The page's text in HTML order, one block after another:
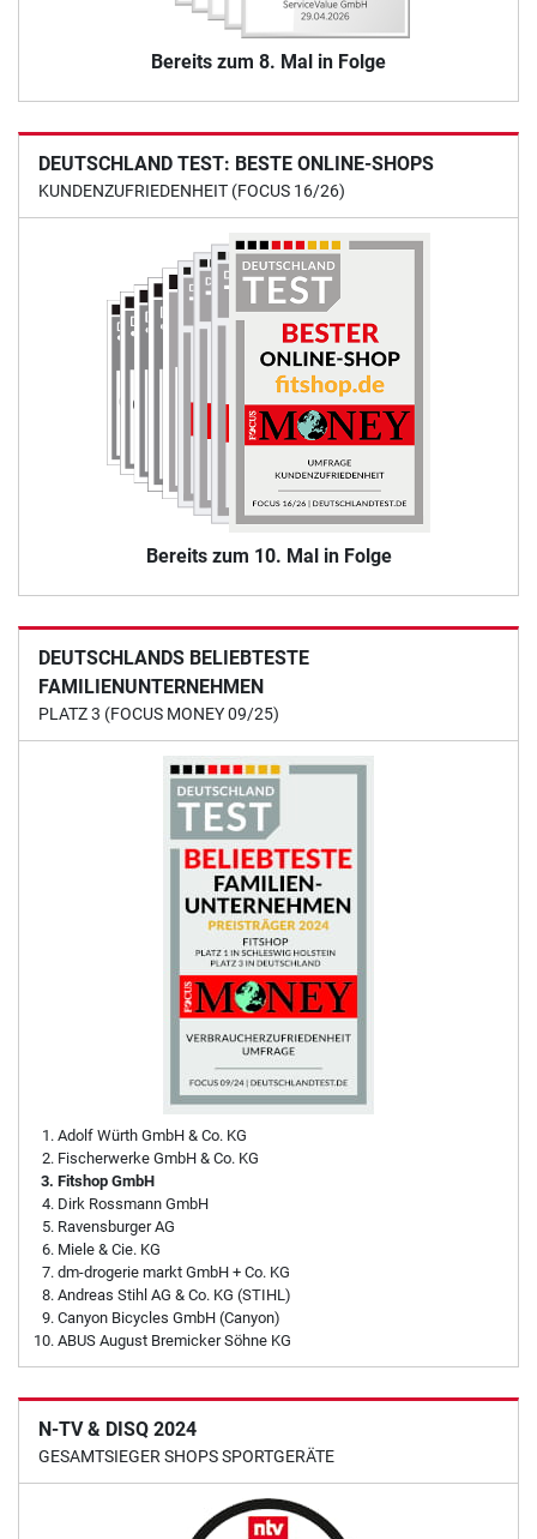
Bereits zum 8. Mal in Folge
DEUTSCHLAND TEST: BESTE ONLINE-SHOPS
KUNDENZUFRIEDENHEIT (FOCUS 16/26)
Bereits zum 10. Mal in Folge
DEUTSCHLANDS BELIEBTESTE
FAMILIENUNTERNEHMEN
PLATZ 3 (FOCUS MONEY 09/25)
Adolf Würth GmbH & Co. KG
Fischerwerke GmbH & Co. KG
Fitshop GmbH
Dirk Rossmann GmbH
Ravensburger AG
Miele & Cie. KG
dm-drogerie markt GmbH + Co. KG
Andreas Stihl AG & Co. KG (STIHL)
Canyon Bicycles GmbH (Canyon)
ABUS August Bremicker Söhne KG
N-TV & DISQ 2024
GESAMTSIEGER SHOPS SPORTGERÄTE